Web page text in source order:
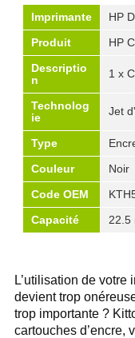
Imprimante
HP
Produit
HP
Descriptio
n
1 x
Technolog
ie
Jet
Type
Couleur
Noir
Code OEM
Capacité
22.5
L’utilisation de
devient trop
trop importante ?
cartouches d’encre,